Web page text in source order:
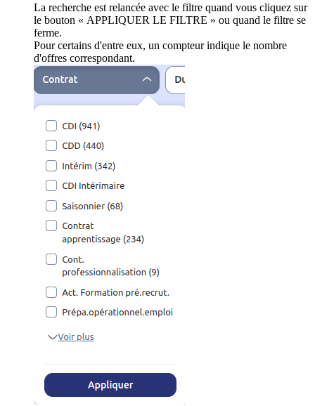
La recherche est relancée avec le filtre quand vous cliquez sur
le bouton « APPLIQUER LE FILTRE » ou quand le filtre se
ferme.
Pour certains d'entre eux, un compteur indique le nombre
d'offres correspondant.